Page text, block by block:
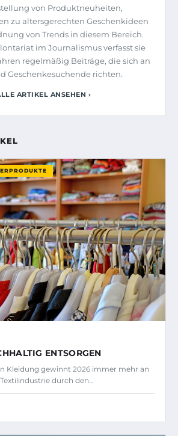
von Produktneuheiten,
zu altersgerechten Geschenkideen
von Trends in diesem Bereich.
im Journalismus verfasst sie
regelmäßig Beiträge, die sich an
Geschenkesuchende richten.
ARTIKEL ANSEHEN ›
ENTSORGEN
Kleidung gewinnt 2026 immer mehr an
durch den…